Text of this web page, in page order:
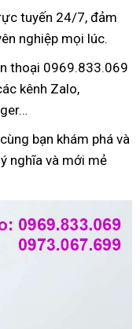
tuyến 24/7, đảm
nghiệp mọi lúc.
thoại 0969.833.069
kênh Zalo,
bạn khám phá và
nghĩa và mới mẻ